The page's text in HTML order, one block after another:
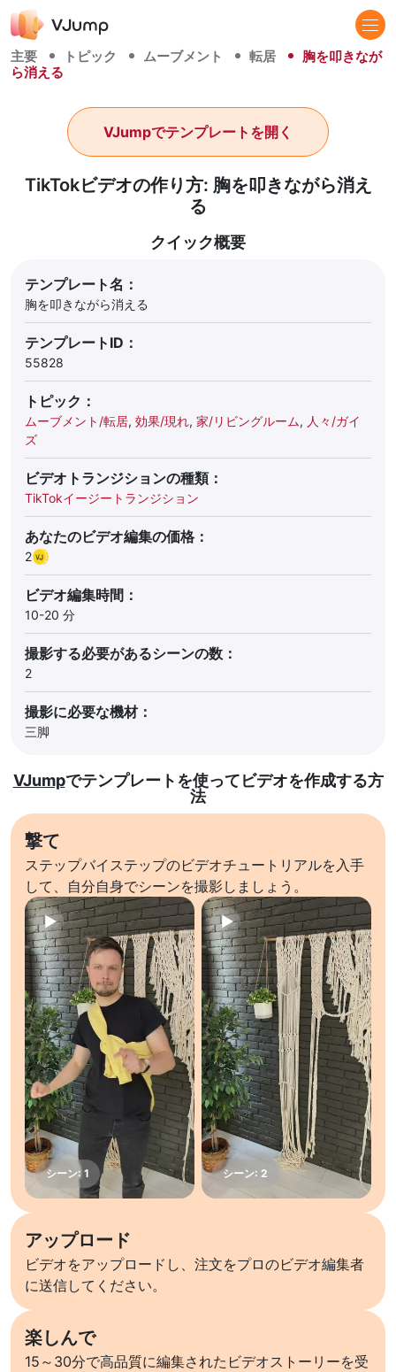
主要 トピック ムーブメント 転居
胸を叩きなが
ら消える
TikTokビデオの作り方: 胸を叩きながら消え
る
VJumpでテンプレートを開く
クイック概要
テンプレート名：
胸を叩きながら消える
テンプレートID：
55828
トピック：
ムーブメント/転居, 効果/現れ, 家/リビングルーム, 人々/ガイ
ズ
ビデオトランジションの種類：
TikTokイージートランジション
あなたのビデオ編集の価格：
2
ビデオ編集時間：
10-20 分
撮影する必要があるシーンの数：
2
撮影に必要な機材：
三脚
VJumpでテンプレートを使ってビデオを作成する方
法
撃て
ステップバイステップのビデオチュートリアルを入手
して、自分自身でシーンを撮影しましょう。
アップロード
ビデオをアップロードし、注文をプロのビデオ編集者
に送信してください。
楽しんで
15～30分で高品質に編集されたビデオストーリーを受